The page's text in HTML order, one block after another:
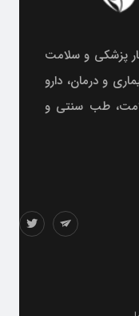
پزشکی و سلامت
و درمان، دارو
طب سنتی و